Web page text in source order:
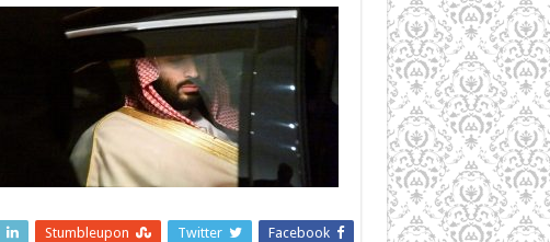
Facebook
Twitter
Stumbleupon